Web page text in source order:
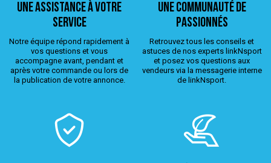
Une assistance à votre
service
Notre équipe répond rapidement à
vos questions et vous
accompagne avant, pendant et
après votre commande ou lors de
la publication de votre annonce.
Une Communauté de
passionnés
Retrouvez tous les conseils et
astuces de nos experts linkNsport
et posez vos questions aux
vendeurs via la messagerie interne
de linkNsport.